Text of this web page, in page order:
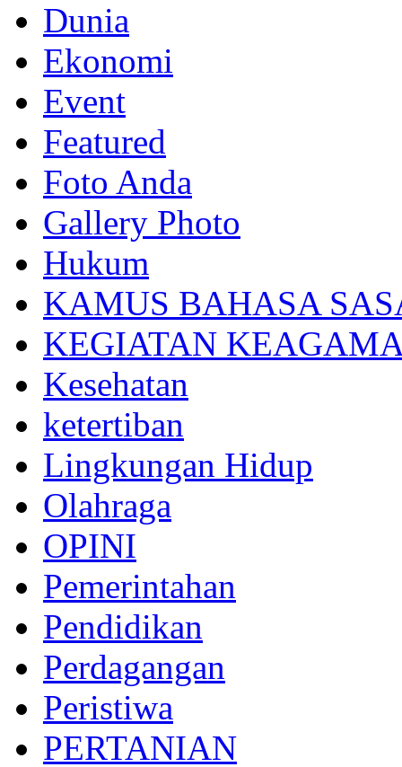
Dunia
Ekonomi
Event
Featured
Foto Anda
Gallery Photo
Hukum
KAMUS BAHASA
KEGIATAN
Kesehatan
ketertiban
Lingkungan Hidup
Olahraga
OPINI
Pemerintahan
Pendidikan
Perdagangan
Peristiwa
PERTANIAN